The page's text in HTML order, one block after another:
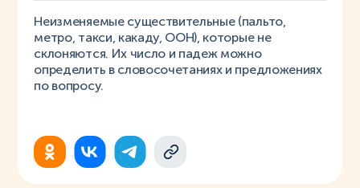
Неизменяемые существительные (пальто,
метро, такси, какаду, ООН), которые не
склоняются. Их число и падеж можно
определить в словосочетаниях и предложениях
по вопросу.